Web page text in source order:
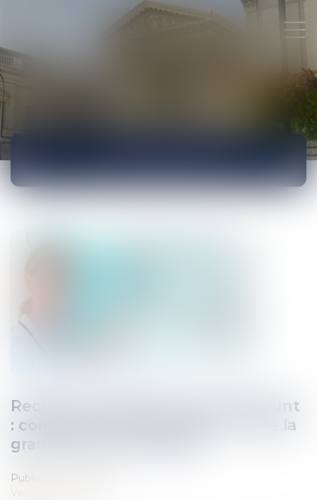
Recherche de paternité d’un défunt
: comparer l’ADN de l’enfant et de la
grand-mère est possible
Publié le :
Veille juridique